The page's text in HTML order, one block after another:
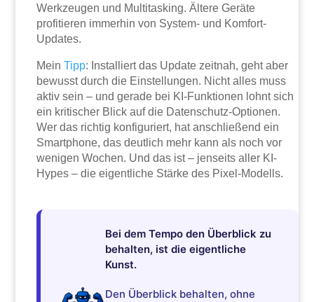
Werkzeugen und Multitasking. Ältere Geräte
profitieren immerhin von System- und Komfort-
Updates.
MeinTipp: Installiert das Update zeitnah, geht aber
bewusst durch die Einstellungen. Nicht alles muss
aktiv sein – und gerade bei KI-Funktionen lohnt sich
ein kritischer Blick auf die Datenschutz-Optionen.
Wer das richtig konfiguriert, hat anschließend ein
Smartphone, das deutlich mehr kann als noch vor
wenigen Wochen. Und das ist – jenseits aller KI-
Hypes – die eigentliche Stärke des Pixel-Modells.
Bei dem Tempo den Überblick zu
behalten, ist die eigentliche
Kunst.
Den Überblick behalten, ohne